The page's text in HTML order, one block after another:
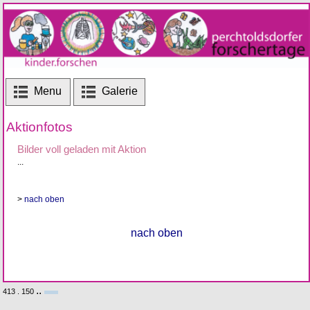
Menu Galerie
Aktionfotos
Bilder voll geladen mit Aktion
>nach oben
nach oben
413 . 150 ..